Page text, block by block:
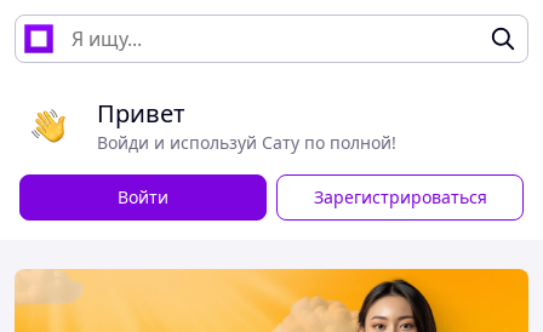
Привет
Войди и используй Сату по полной!
Войти Зарегистрироваться